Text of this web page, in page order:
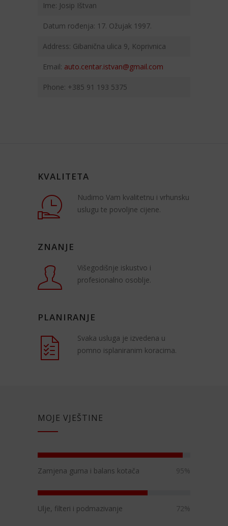
Ime: Josip Ištvan
Datum rođenja: 17. Ožujak 1997.
Address: Gibanična ulica 9, Koprivnica
Email: auto.centar.istvan@gmail.com
Phone: +385 91 193 5375
KVALITETA
Nudimo Vam kvalitetnu i vrhunsku
uslugu te povoljne cijene.
ZNANJE
Višegodišnje iskustvo i
profesionalno osoblje.
PLANIRANJE
Svaka usluga je izvedena u
pomno isplaniranim koracima.
MOJE VJEŠTINE
Zamjena guma i balans kotača 95%
Ulje, filteri i podmazivanje 72%